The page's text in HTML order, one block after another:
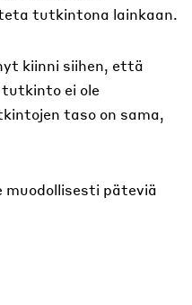
tutkintona lainkaan.
kiinni siihen, että
ei ole
taso on sama,
päteviä